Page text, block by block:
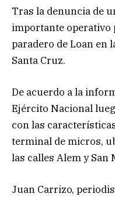
Tras la denuncia de
importante operativo
paradero de Loan en
Santa Cruz.
De acuerdo a la
Ejército Nacional
con las
terminal de micros,
las calles Alem y San
Juan Carrizo,